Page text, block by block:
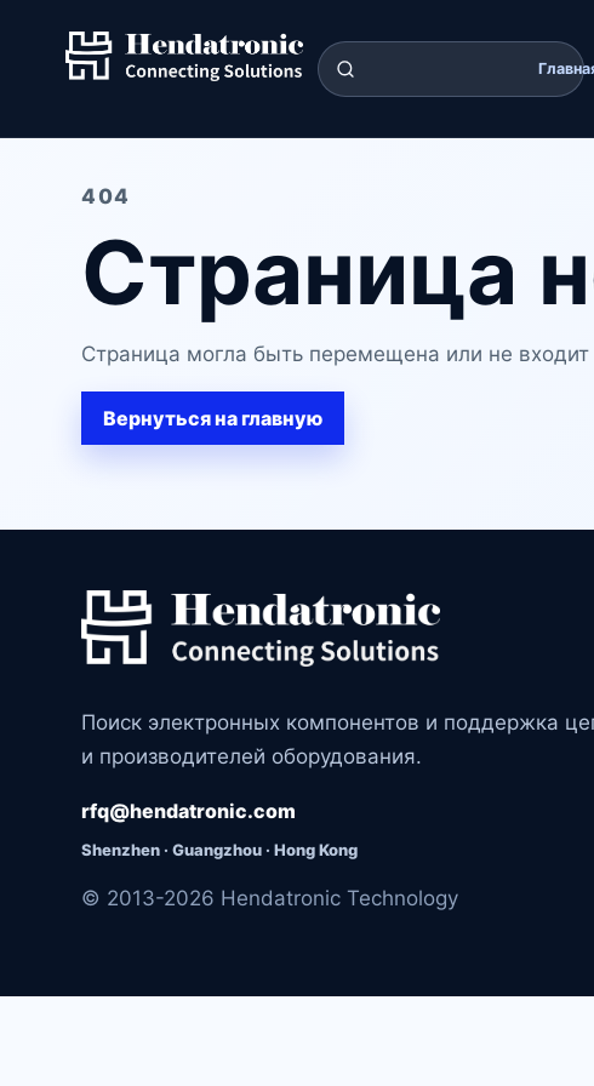
404
Страница
Страница могла быть перемещена или не
Вернуться на главную
Поиск электронных компонентов и поддержка
и производителей оборудования.
rfq@hendatronic.com
Shenzhen · Guangzhou · Hong Kong
© 2013-2026 Hendatronic Technology